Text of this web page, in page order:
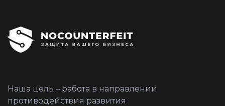
Наша цель – работа в направлении
противодействия развития